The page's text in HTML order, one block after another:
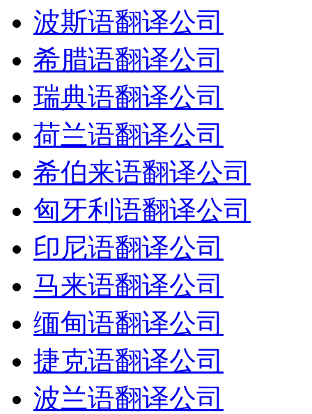
波斯语翻译公司
希腊语翻译公司
瑞典语翻译公司
荷兰语翻译公司
希伯来语翻译公司
匈牙利语翻译公司
印尼语翻译公司
马来语翻译公司
缅甸语翻译公司
捷克语翻译公司
波兰语翻译公司